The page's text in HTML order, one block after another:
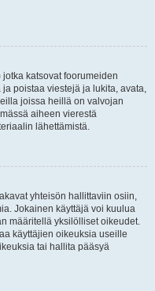
katsovat foorumeiden
poistaa viestejä ja lukita, avata,
joissa heillä on valvojan
aiheen vierestä
lähettämistä.
yhteisön hallittaviin osiin,
Jokainen käyttäjä voi kuulua
määritellä yksilölliset oikeudet.
käyttäjien oikeuksia useille
tai hallita pääsyä